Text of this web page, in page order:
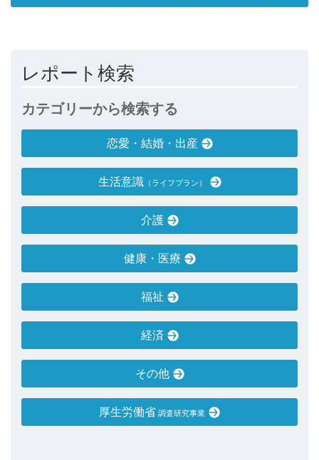
レポート検索
カテゴリーから検索する
恋愛・結婚・出産
生活意識（ライフプラン）
介護
健康・医療
福祉
経済
その他
厚生労働省 調査研究事業